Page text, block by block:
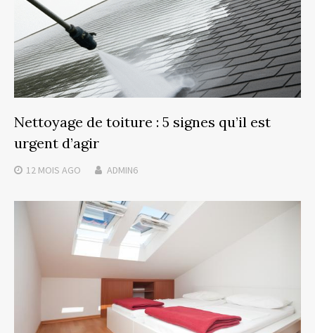
Nettoyage de toiture : 5 signes qu’il est
urgent d’agir
12 MOIS AGO ADMIN6